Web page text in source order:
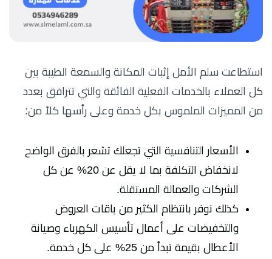
استطاعت سلم الأمل إثبات المكانة والسمعة الطيبة بين
كل العملاء بالخدمات الفعلية الفائقة والتي تترافق بعدد
من المميزات الملموس بكل خدمة وعلى رأسها كلاً من:
الأسعار التنافسية التي تجعلك تشعر بالفرق الواضح
لانخفاض التكلفة بما لا يقل عن 20% عن كل
الشركات والعمالة المستقلة.
كذلك نوفر بانتظام الكثير من باقات العروض
والتخفيضات على أعمال تأسيس الكهرباء وصيانة
الأعطال بقيمة تبدأ من 25% على كل خدمة.